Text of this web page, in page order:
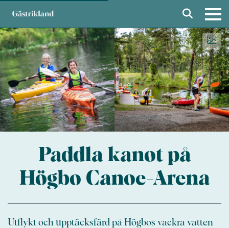
Paddla kanot på
Högbo Canoe-Arena
Utflykt och upptäcksfärd på Högbos vackra vatten